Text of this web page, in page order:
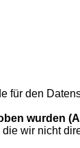
für den
wurden
wir nicht